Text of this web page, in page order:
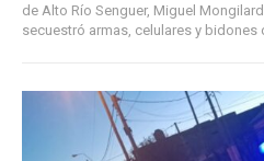
de Alto Río Senguer, Miguel
secuestró armas, celulares y bidones